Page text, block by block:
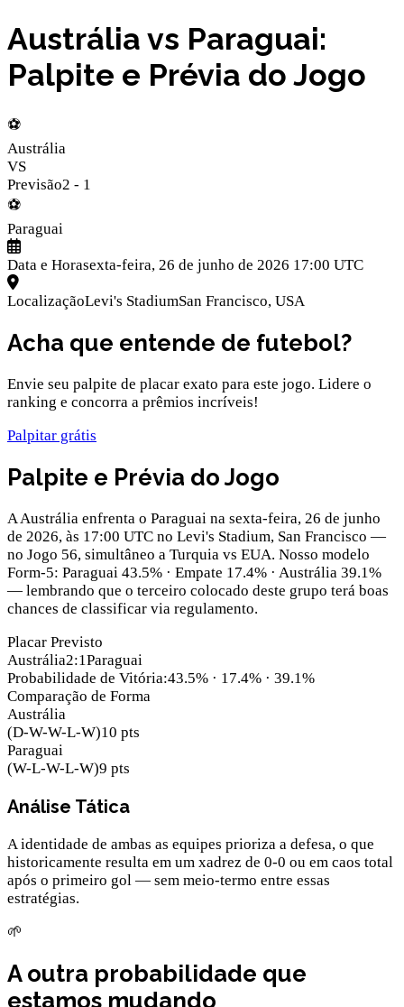
Austrália vs Paraguai:
Palpite e Prévia do Jogo
⚽
Austrália
VS
Previsão2 - 1
⚽
Paraguai
Data e Horasexta-feira, 26 de junho de 2026 17:00 UTC
LocalizaçãoLevi's StadiumSan Francisco, USA
Acha que entende de futebol?
Envie seu palpite de placar exato para este jogo. Lidere o
ranking e concorra a prêmios incríveis!
Palpitar grátis
Palpite e Prévia do Jogo
A Austrália enfrenta o Paraguai na sexta-feira, 26 de junho
de 2026, às 17:00 UTC no Levi's Stadium, San Francisco —
no Jogo 56, simultâneo a Turquia vs EUA. Nosso modelo
Form-5: Paraguai 43.5% · Empate 17.4% · Austrália 39.1%
— lembrando que o terceiro colocado deste grupo terá boas
chances de classificar via regulamento.
Placar Previsto
Austrália2:1Paraguai
Probabilidade de Vitória:43.5% · 17.4% · 39.1%
Comparação de Forma
Austrália
(D-W-W-L-W)10 pts
Paraguai
(W-L-W-L-W)9 pts
Análise Tática
A identidade de ambas as equipes prioriza a defesa, o que
historicamente resulta em um xadrez de 0-0 ou em caos total
após o primeiro gol — sem meio-termo entre essas
estratégias.
🌱
A outra probabilidade que
estamos mudando